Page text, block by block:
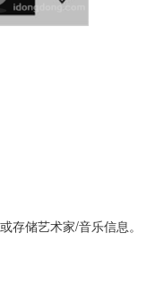
存储艺术家/音乐信息。